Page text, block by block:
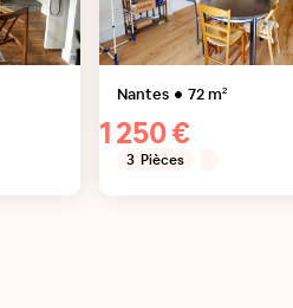
Nantes 72m²
1 250 €
3 Pièces